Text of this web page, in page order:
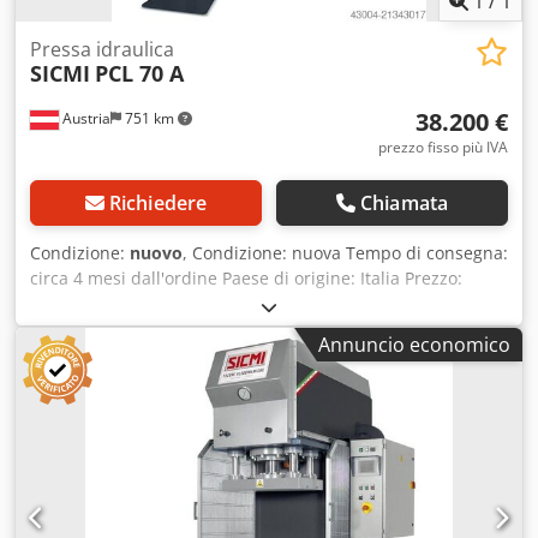
Austria 751 km
Pressa idraulica
SICMI PCL 70 A
38.200 €
prezzo fisso più IVA
Richiedere Chiamata
Condizione: nuovo, Condizione: nuova Tempo di consegna:
circa 4 mesi dall'ordine Paese di origine: Italia Prezzo:
38.200 € Rata leasing: 729,62 € Forza di pressa: 70 ton
Corsa: 500 mm Slitta: 700 x 350 mm Tavola: 700 x 500 mm
Altezza di installazione: 500 mm Gola: 250 mm Corsa
rapida: 24 mm/s Velocità di lavoro: 5 mm/s Motore: 4 kW
Lunghezza: 1.500 mm Larghezza: 1.000 mm Altezza: 2.500
mm Peso: 2.100 kg Guida circolare doppia Piano e slitta
con cave a T Comando a due mani PLC Siemens
Manometro Manuale operativo Guida circolare quadrupla
€ su richiesta Barriera fotoelettrica € su richiesta Controllo
Siemens per la programmazione della corsa e del tempo di
Annuncio economico